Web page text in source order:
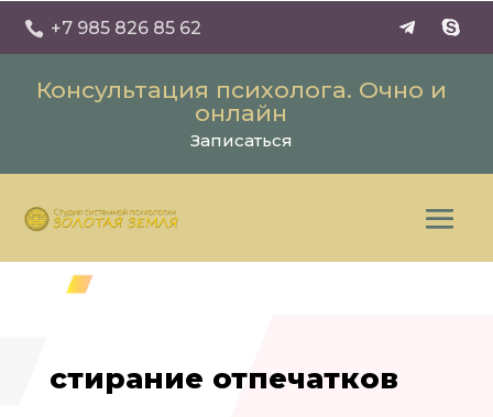
 +7 985 826 85 62
Консультация психолога. Очно и
онлайн
Записаться
стирание отпечатков